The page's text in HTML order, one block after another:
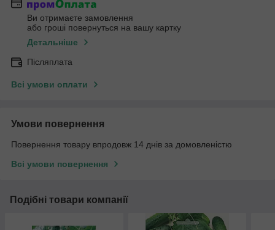
Ви отримаєте замовлення
або гроші повернуться на вашу картку
Детальніше
Післяплата
Всі умови оплати
Умови повернення
Повернення товару впродовж 14 днів за домовленістю
Всі умови повернення
Подібні товари компанії